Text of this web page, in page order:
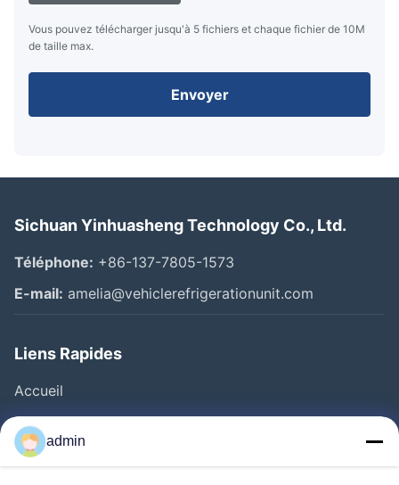
Vous pouvez télécharger jusqu'à 5 fichiers et chaque fichier de 10M
de taille max.
Envoyer
Sichuan Yinhuasheng Technology Co., Ltd.
Téléphone: +86-137-7805-1573
E-mail: amelia@vehiclerefrigerationunit.com
Liens Rapides
Accueil
Produits
Vidéos
admin